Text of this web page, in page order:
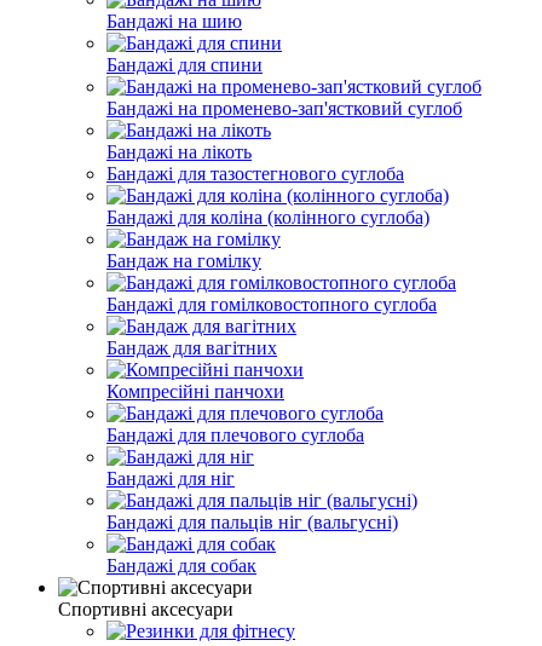
Бандажі на шию
Бандажі для спини
Бандажі на променево-зап'ястковий суглоб
Бандажі на лікоть
Бандажі для тазостегнового суглоба
Бандажі для коліна (колінного суглоба)
Бандаж на гомілку
Бандажі для гомілковостопного суглоба
Бандаж для вагітних
Компресійні панчохи
Бандажі для плечового суглоба
Бандажі для ніг
Бандажі для пальців ніг (вальгусні)
Бандажі для собак
Спортивні аксесуари